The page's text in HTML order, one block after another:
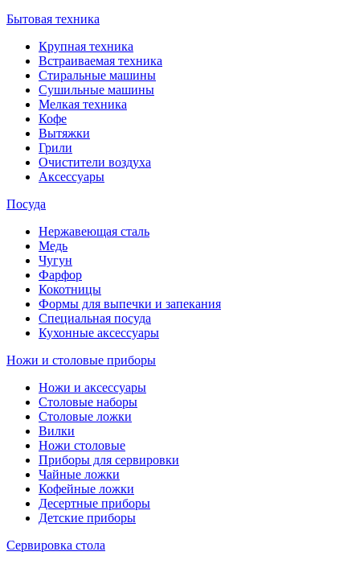
Бытовая техника
Крупная техника
Встраиваемая техника
Стиральные машины
Сушильные машины
Мелкая техника
Кофе
Вытяжки
Грили
Очистители воздуха
Аксессуары
Посуда
Нержавеющая сталь
Медь
Чугун
Фарфор
Кокотницы
Формы для выпечки и запекания
Специальная посуда
Кухонные аксессуары
Ножи и столовые приборы
Ножи и аксессуары
Столовые наборы
Столовые ложки
Вилки
Ножи столовые
Приборы для сервировки
Чайные ложки
Кофейные ложки
Десертные приборы
Детские приборы
Сервировка стола